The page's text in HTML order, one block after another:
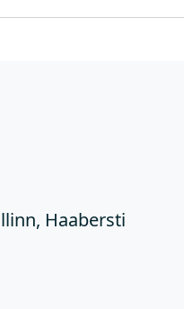
Haabersti